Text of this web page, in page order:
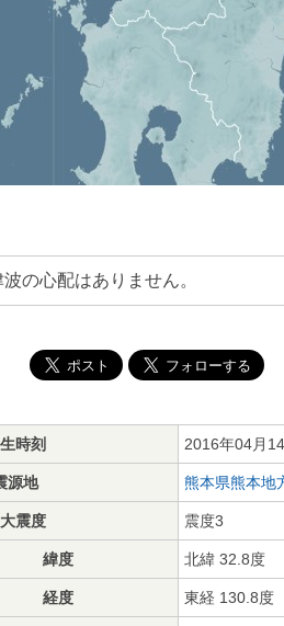
の心配はありません。
時刻 2016年04月
源地 熊本県熊本地
震度 震度3
緯度 北緯 32.8度
経度 東経 130.8度